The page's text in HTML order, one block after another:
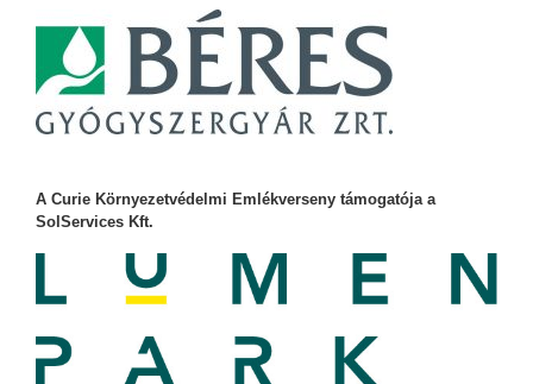
A Curie Környezetvédelmi Emlékverseny támogatója a
SolServices Kft.